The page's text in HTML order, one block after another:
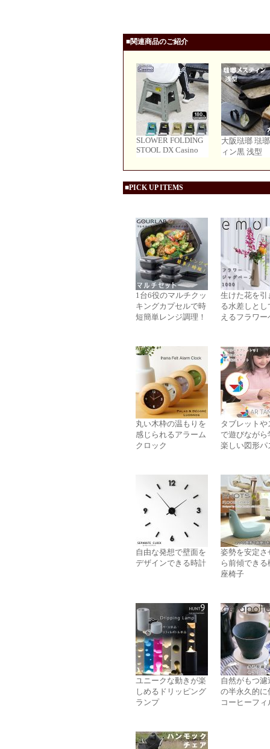
■関連商品のご紹介
SLOWER FOLDING
STOOL DX Casino
大阪琺瑯 琺
ィン黒 浅型
■PICK UP ITEMS
1台6役のマルチクッ
キングカプセルで時
短簡単レンジ調理！
生けた花を引
る水差しとし
えるフラワー
丸い木枠の温もりを
感じられるアラーム
クロック
タブレットや
で遊びながら
楽しい図形パ
自由な発想で壁面を
デザインできる時計
姿勢を安定さ
ら前傾できる
座椅子
ユニークな動きが楽
しめるドリッピング
ランプ
自然がもつ濾
の半永久的に
コーヒーフィ